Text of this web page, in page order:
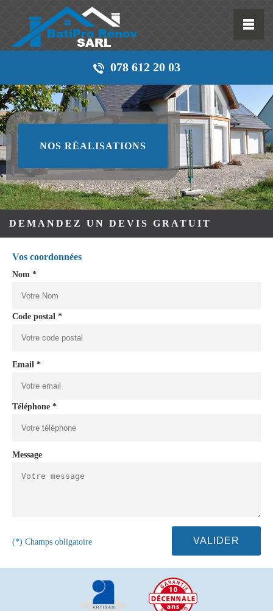
078 612 20 03
NOS RÉALISATIONS
DEMANDEZ UN DEVIS GRATUIT
Vos coordonnées
Nom *
Code postal *
Email *
Téléphone *
Message
(*) Champs obligatoire